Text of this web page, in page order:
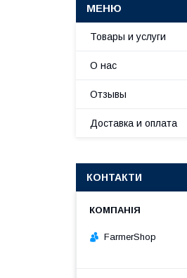
Товары и услуги
О нас
Отзывы
Доставка и оплата
КОНТАКТИ
FarmerShop